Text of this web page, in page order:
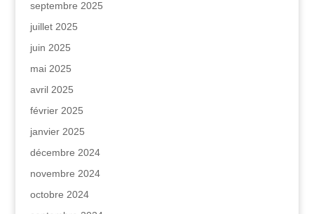
septembre 2025
juillet 2025
juin 2025
mai 2025
avril 2025
février 2025
janvier 2025
décembre 2024
novembre 2024
octobre 2024